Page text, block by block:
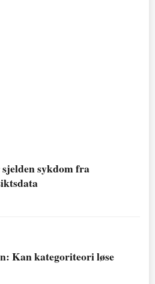
sykdom fra
Kan kategoriteori løse